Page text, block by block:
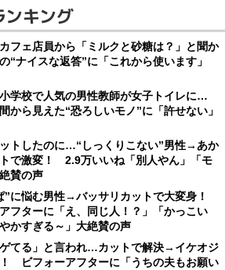
ンキング
カフェ店員から「ミルクと砂糖は？」と聞か
ナイスな返答”に「これから使います」
小学校で人気の男性教師が女子トイレに…
から見えた“恐ろしいモノ”に「許せない」
トしたのに…“しっくりこない”男性→あか
で激変！ 2.9万いいね「別人やん」「モ
賛の声
”に悩む男性→バッサリカットで大変身！
フターに「え、同じ人！？」「かっこい
かすぎる～」大絶賛の声
てる」と言われ…カットで解決→イケオジ
ビフォーアフターに「うちの夫もお願い